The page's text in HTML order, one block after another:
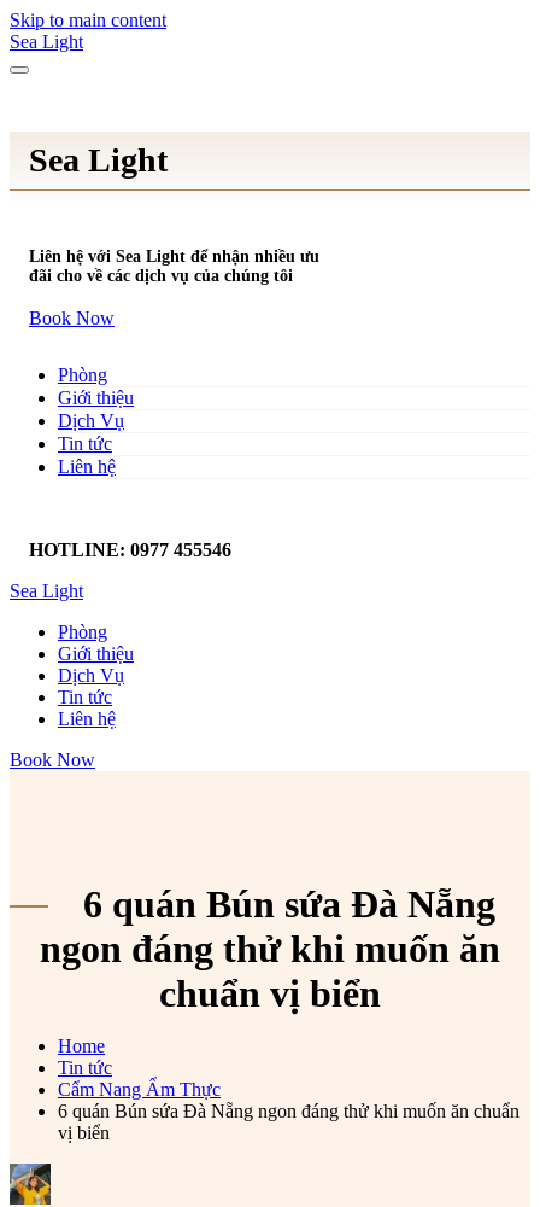
Skip to main content
Sea Light
Sea Light
Liên hệ với Sea Light để nhận nhiều ưu
đãi cho về các dịch vụ của chúng tôi
Book Now
Phòng
Giới thiệu
Dịch Vụ
Tin tức
Liên hệ
HOTLINE: 0977 455546
Sea Light
Phòng
Giới thiệu
Dịch Vụ
Tin tức
Liên hệ
Book Now
6 quán Bún sứa Đà Nẵng
ngon đáng thử khi muốn ăn
chuẩn vị biển
Home
Tin tức
Cẩm Nang Ẩm Thực
6 quán Bún sứa Đà Nẵng ngon đáng thử khi muốn ăn chuẩn
vị biển